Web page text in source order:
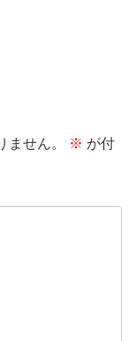
せん。 ※ が付